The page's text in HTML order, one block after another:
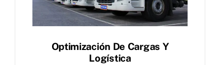
Optimización De Cargas Y
Logística